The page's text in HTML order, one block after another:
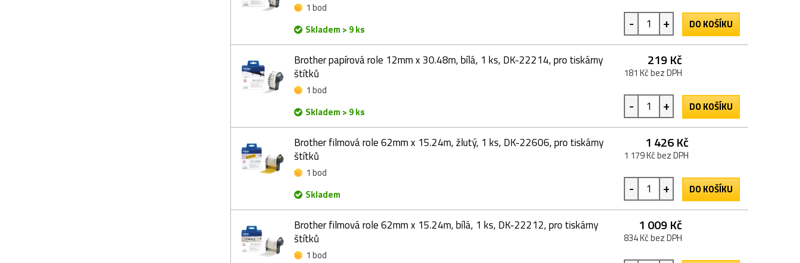
1 bod
Skladem > 9 ks
- + DO KOŠÍKU
Brother papírová role 12mm x 30.48m, bílá, 1 ks, DK-22214, pro tiskárny
štítků
1 bod
Skladem > 9 ks
219 Kč
181 Kč bez DPH
- + DO KOŠÍKU
Brother filmová role 62mm x 15.24m, žlutý, 1 ks, DK-22606, pro tiskárny
štítků
1 bod
Skladem
1 426 Kč
1 179 Kč bez DPH
- + DO KOŠÍKU
Brother filmová role 62mm x 15.24m, bílá, 1 ks, DK-22212, pro tiskárny
štítků
1 bod
1 009 Kč
834 Kč bez DPH